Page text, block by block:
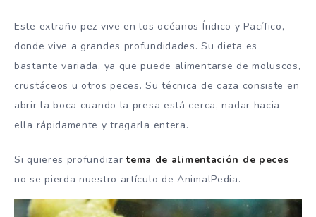
Este extraño pez vive en los océanos Índico y Pacífico,
donde vive a grandes profundidades. Su dieta es
bastante variada, ya que puede alimentarse de moluscos,
crustáceos u otros peces. Su técnica de caza consiste en
abrir la boca cuando la presa está cerca, nadar hacia
ella rápidamente y tragarla entera.
Si quieres profundizartema de alimentación de peces
no se pierda nuestro artículo de AnimalPedia.